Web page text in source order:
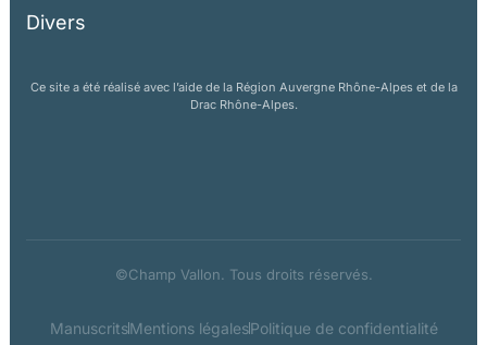
Divers
Ce site a été réalisé avec l’aide de la Région Auvergne Rhône-Alpes et de la
Drac Rhône-Alpes.
©Champ Vallon. Tous droits réservés.
ManuscritsMentions légalesPolitique de confidentialité